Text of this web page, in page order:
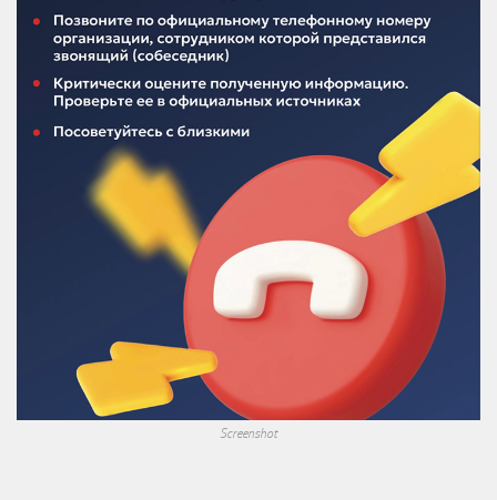
Screenshot